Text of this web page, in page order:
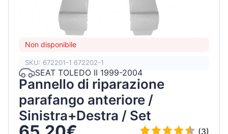
Non disponibile
SKU: 672201-1 672202-1
SEAT TOLEDO II 1999-2004
Pannello di riparazione
parafango anteriore /
Sinistra+Destra / Set
(3)